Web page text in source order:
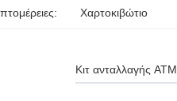
Χαρτοκιβώτιο
Κιτ ανταλλαγής